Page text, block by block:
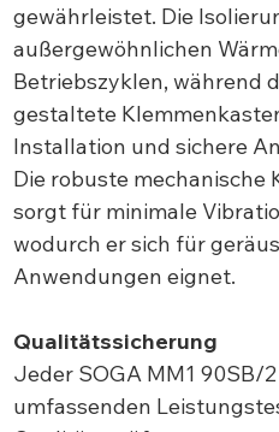
gewährleistet. Die
außergewöhnlichen
Betriebszyklen, während
gestaltete
Installation und sichere
Die robuste mechanische
sorgt für minimale
wodurch er sich für
Anwendungen eignet.
Qualitätssicherung
Jeder SOGA MM1 90SB/
umfassenden